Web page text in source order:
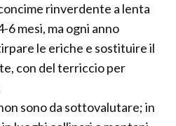
rinverdente a lenta
6 mesi, ma ogni anno
le eriche e sostituire il
con del terriccio per
sono da sottovalutare; in